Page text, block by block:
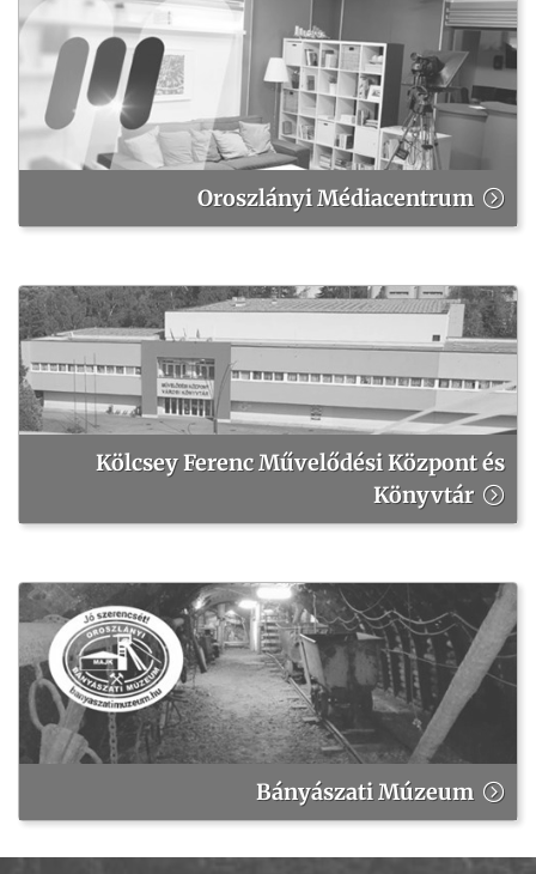
Oroszlányi Médiacentrum
Kölcsey Ferenc Művelődési Központ és
Könyvtár
Bányászati Múzeum